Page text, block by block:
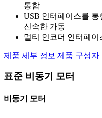
통합
USB 인터페이스를 통
신속한 가동
멀티 인코더 인터페이
제품 세부 정보 제품 구성자
표준 비동기 모터
비동기 모터